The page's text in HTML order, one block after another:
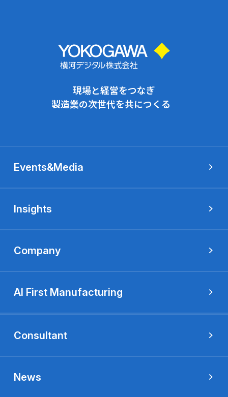
現場と経営をつなぎ
製造業の次世代を共につくる
Company
Consultant
Events&Media
AI First Manufacturing
Insights
News